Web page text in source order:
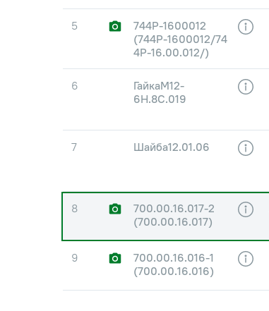
5
744Р-1600012
(744Р-1600012/74
4Р-16.00.012/)
6
ГайкаМ12-
6Н.8С.019
7 Шайба12.01.06
8
700.00.16.017-2
(700.00.16.017)
9
700.00.16.016-1
(700.00.16.016)